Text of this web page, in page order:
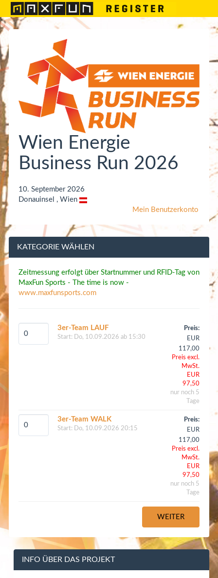
Wien Energie
Business Run 2026
10. September 2026
Donauinsel , Wien
Mein Benutzerkonto
KATEGORIE WÄHLEN
Zeitmessung erfolgt über Startnummer und RFID-Tag von
MaxFun Sports - The time is now -
www.maxfunsports.com
3er-Team LAUF
Start: Do, 10.09.2026 ab 15:30
Preis:
EUR
117,00
Preis excl.
MwSt.
EUR
97,50
nur noch 5
Tage
3er-Team WALK
Start: Do, 10.09.2026 20:15
Preis:
EUR
117,00
Preis excl.
MwSt.
EUR
97,50
nur noch 5
Tage
INFO ÜBER DAS PROJEKT